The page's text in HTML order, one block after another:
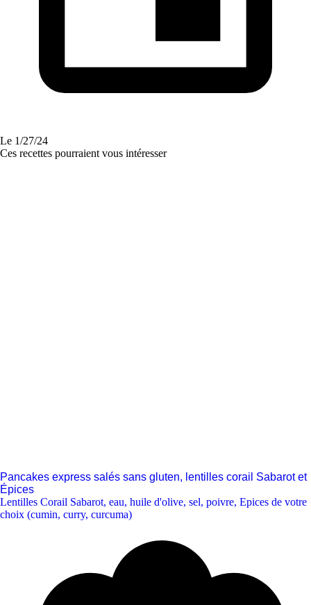
Le 1/27/24
Ces recettes pourraient vous intéresser
Pancakes express salés sans gluten, lentilles corail Sabarot et
Épices
Lentilles Corail Sabarot, eau, huile d'olive, sel, poivre, Epices de votre
choix (cumin, curry, curcuma)